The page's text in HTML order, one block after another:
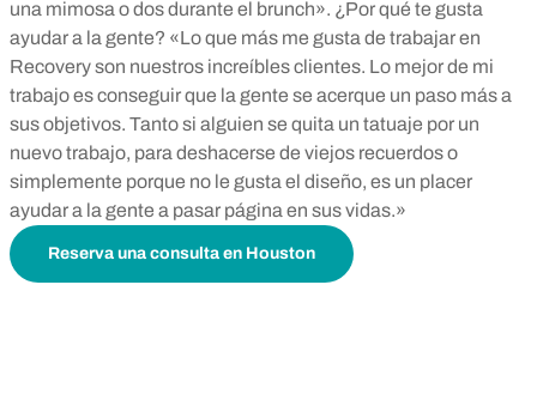
una mimosa o dos durante el brunch». ¿Por qué te gusta
ayudar a la gente? «Lo que más me gusta de trabajar en
Recovery son nuestros increíbles clientes. Lo mejor de mi
trabajo es conseguir que la gente se acerque un paso más a
sus objetivos. Tanto si alguien se quita un tatuaje por un
nuevo trabajo, para deshacerse de viejos recuerdos o
simplemente porque no le gusta el diseño, es un placer
ayudar a la gente a pasar página en sus vidas.»
Reserva una consulta en Houston